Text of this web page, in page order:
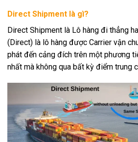
Direct Shipment là gì?
Direct Shipment là Lô hàng đi thẳng
(Direct) là lô hàng được Carrier vận
phát đến cảng đích trên một phương
nhất mà không qua bất kỳ điểm trung